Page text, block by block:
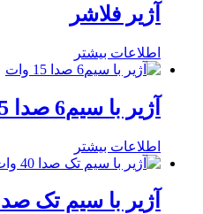
آژیر فلاشر
اطلاعات بیشتر
آژیر با سیم6 صدا 15 وات
اطلاعات بیشتر
آژیر با سیم تک صدا 40 وات